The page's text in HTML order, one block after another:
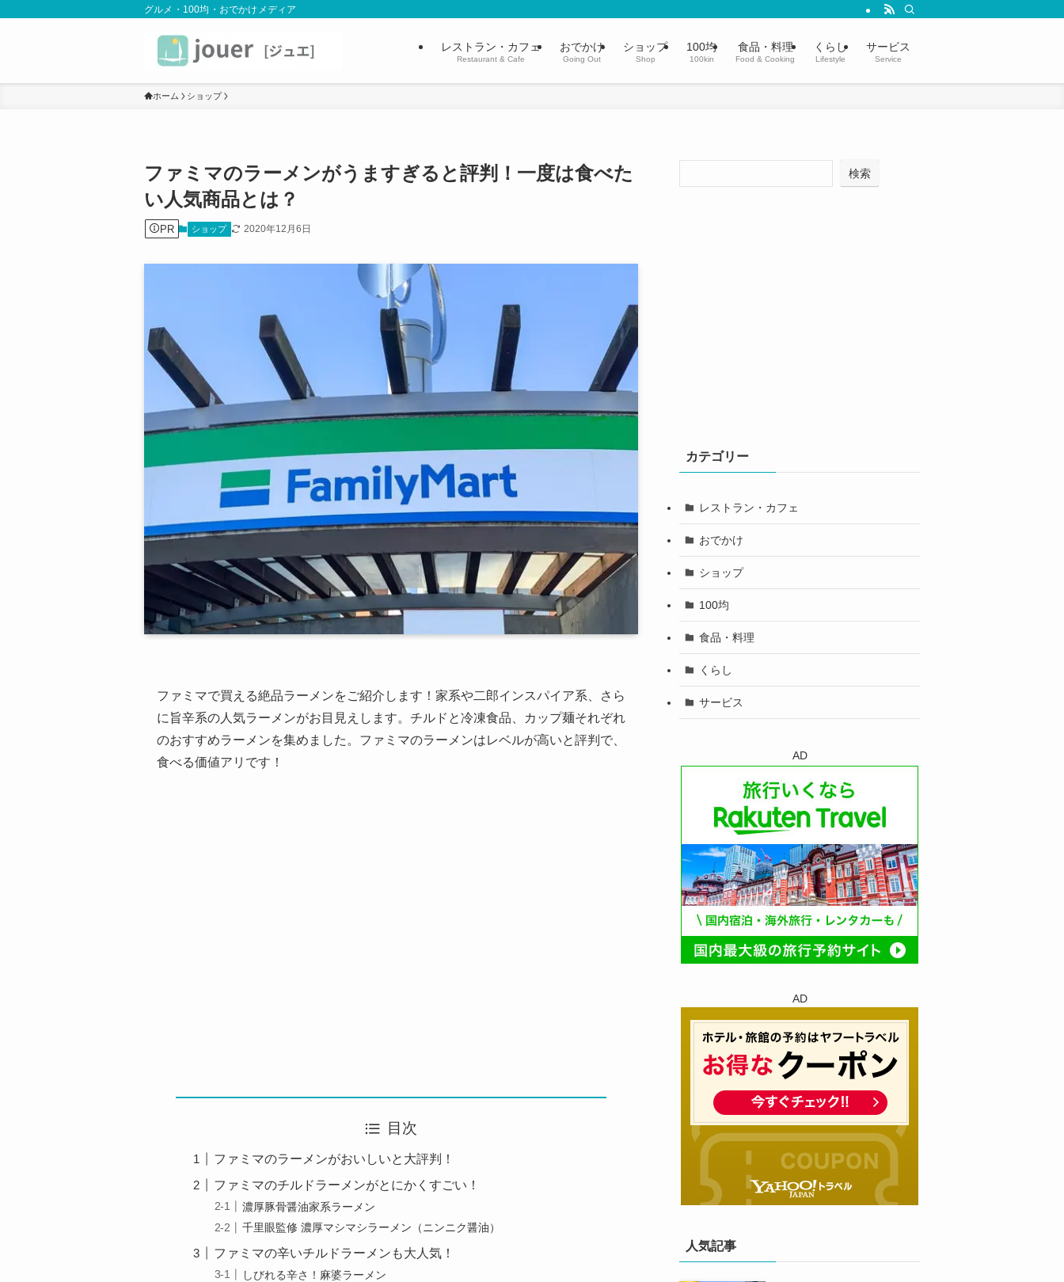
グルメ・100均・おでかけメディア
レストラン・カフェ
Restaurant & Cafe
おでかけ
Going Out
ショップ
Shop
100均
100kin
食品・料理
Food & Cooking
くらし
Lifestyle
サービス
Service
ホーム ショップ
ファミマのラーメンがうますぎると評判！一度は食べた
い人気商品とは？
PR ショップ 2020年12月6日
ファミマで買える絶品ラーメンをご紹介します！家系や二郎インスパイア系、さら
に旨辛系の人気ラーメンがお目見えします。チルドと冷凍食品、カップ麺それぞれ
のおすすめラーメンを集めました。ファミマのラーメンはレベルが高いと評判で、
食べる価値アリです！
目次
ファミマのラーメンがおいしいと大評判！
ファミマのチルドラーメンがとにかくすごい！
濃厚豚骨醤油家系ラーメン
千里眼監修 濃厚マシマシラーメン（ニンニク醤油）
ファミマの辛いチルドラーメンも大人気！
しびれる辛さ！麻婆ラーメン
検索
カテゴリー
レストラン・カフェ
おでかけ
ショップ
100均
食品・料理
くらし
サービス
AD
AD
人気記事